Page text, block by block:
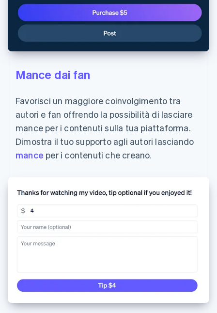
Mance dai fan
Favorisci un maggiore coinvolgimento tra
autori e fan offrendo la possibilità di lasciare
mance per i contenuti sulla tua piattaforma.
Dimostra il tuo supporto agli autori lasciando
mance per i contenuti che creano.